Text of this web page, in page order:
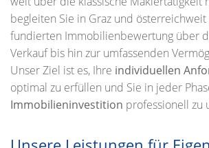
begleiten Sie in Graz und
fundierten Immobilienbewertung über
Verkauf bis hin zur umfassenden
Unser Ziel ist es, Ihre individuellen
optimal zu erfüllen und Sie in jeder
Immobilieninvestition professionell zu